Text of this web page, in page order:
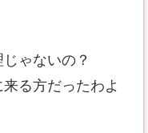
ゃないの？
る方だったわよ